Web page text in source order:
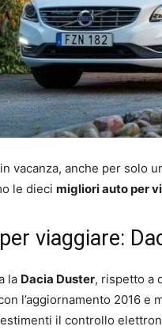
vacanza, anche per solo
le dieci migliori auto per
viaggiare:
la Dacia Duster, rispetto a
l’aggiornamento 2016 e
il controllo